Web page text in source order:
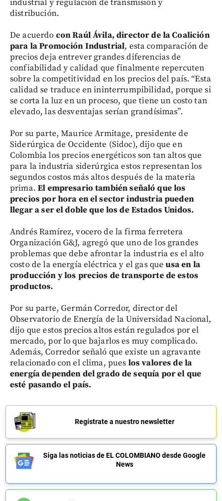
industrial y regulación de transmisión y
distribución.
De acuerdo con Raúl Ávila, director de la Coalición
para la Promoción Industrial, esta comparación de
precios deja entrever grandes diferencias de
confiabilidad y calidad que finalmente repercuten
sobre la competitividad en los precios del país. “Esta
calidad se traduce en ininterrumpibilidad, porque si
se corta la luz en un proceso, que tiene un costo tan
elevado, las desventajas serían grandísimas”.
Por su parte, Maurice Armitage, presidente de
Siderúrgica de Occidente (Sidoc), dijo que en
Colombia los precios energéticos son tan altos que
para la industria siderúrgica estos representan los
segundos costos más altos después de la materia
prima.El empresario también señaló que los
precios por hora en el sector industria pueden
llegar a ser el doble que los de Estados Unidos.
Andrés Ramírez, vocero de la firma ferretera
Organización G&J, agregó que uno de los grandes
problemas que debe afrontar la industria es el alto
costo de la energía eléctrica y el gas queusa en la
producción y los precios de transporte de estos
productos.
Por su parte, Germán Corredor, director del
Observatorio de Energía de la Universidad Nacional,
dijo que estos precios altos están regulados por el
mercado, por lo que bajarlos es muy complicado.
Además, Corredor señaló que existe un agravante
relacionado con el clima, pues los valores de la
energía dependen del grado de sequía por el que
esté pasando el país.
Regístrate a nuestro newsletter
Siga las noticias de EL COLOMBIANO desde Google
News